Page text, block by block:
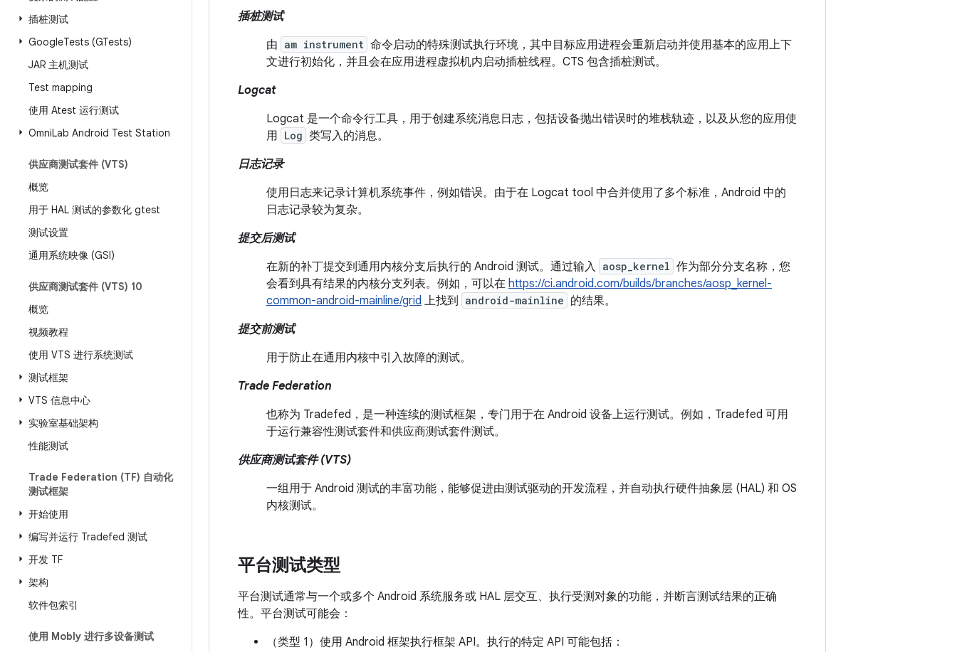
插桩测试
GoogleTests (GTests)
JAR 主机测试
Test mapping
使用 Atest 运行测试
OmniLab Android Test Station
供应商测试套件 (VTS)
概览
用于 HAL 测试的参数化 gtest
测试设置
通用系统映像 (GSI)
供应商测试套件 (VTS) 10
概览
视频教程
使用 VTS 进行系统测试
测试框架
VTS 信息中心
实验室基础架构
性能测试
Trade Federation (TF) 自动化
测试框架
开始使用
编写并运行 Tradefed 测试
开发 TF
架构
软件包索引
使用 Mobly 进行多设备测试
插桩测试
由 am instrument 命令启动的特殊测试执行环境，其中目标应用进程会重新启动并使用基本的应用上下
文进行初始化，并且会在应用进程虚拟机内启动插桩线程。CTS 包含插桩测试。
Logcat
Logcat 是一个命令行工具，用于创建系统消息日志，包括设备抛出错误时的堆栈轨迹，以及从您的应用使
用 Log 类写入的消息。
日志记录
使用日志来记录计算机系统事件，例如错误。由于在 Logcat tool 中合并使用了多个标准，Android 中的
日志记录较为复杂。
提交后测试
在新的补丁提交到通用内核分支后执行的 Android 测试。通过输入 aosp_kernel 作为部分分支名称，您
会看到具有结果的内核分支列表。例如，可以在 https://ci.android.com/builds/branches/aosp_kernel-
common-android-mainline/grid 上找到 android-mainline 的结果。
提交前测试
用于防止在通用内核中引入故障的测试。
Trade Federation
也称为 Tradefed，是一种连续的测试框架，专门用于在 Android 设备上运行测试。例如，Tradefed 可用
于运行兼容性测试套件和供应商测试套件测试。
供应商测试套件 (VTS)
一组用于 Android 测试的丰富功能，能够促进由测试驱动的开发流程，并自动执行硬件抽象层 (HAL) 和 OS
内核测试。
平台测试类型
平台测试通常与一个或多个 Android 系统服务或 HAL 层交互、执行受测对象的功能，并断言测试结果的正确
性。平台测试可能会：
（类型 1）使用 Android 框架执行框架 API。执行的特定 API 可能包括：